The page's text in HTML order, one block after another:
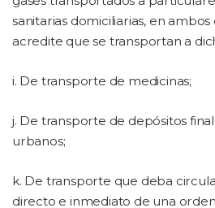
sanitarias domiciliarias, en ambos
acredite que se transportan a
i. De transporte de medicinas;
j. De transporte de depósitos
urbanos;
k. De transporte que deba
directo e inmediato de una